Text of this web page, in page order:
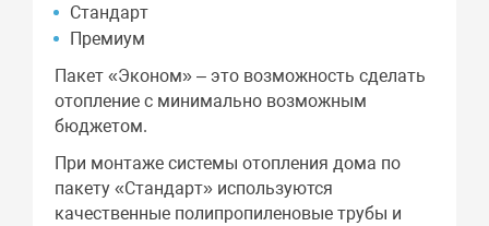
Стандарт
Премиум
Пакет «Эконом» – это возможность сделать
отопление с минимально возможным
бюджетом.
При монтаже системы отопления дома по
пакету «Стандарт» используются
качественные полипропиленовые трубы и